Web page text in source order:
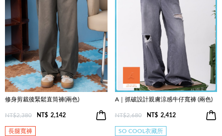
修身剪裁後緊鬆直筒褲(兩色)
NT$2,380 NT$ 2,142
長腿寬褲
A｜抓破設計親膚涼感牛仔寬褲 (兩色)
NT$2,680 NT$ 2,412
SO COOL衣藏所